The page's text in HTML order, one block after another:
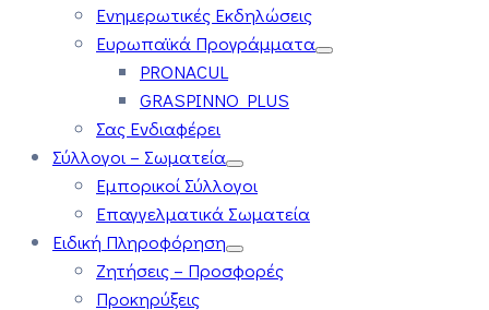
Ενημερωτικές Εκδηλώσεις
Ευρωπαϊκά Προγράμματα
PRONACUL
GRASPINNO PLUS
Σας Ενδιαφέρει
Σύλλογοι – Σωματεία
Εμπορικοί Σύλλογοι
Επαγγελματικά Σωματεία
Ειδική Πληροφόρηση
Ζητήσεις – Προσφορές
Προκηρύξεις